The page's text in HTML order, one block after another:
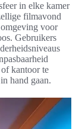
in elke kamer
filmavond
voor
Gebruikers
kantoor te
hand gaan.